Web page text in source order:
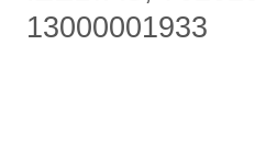
13000001933